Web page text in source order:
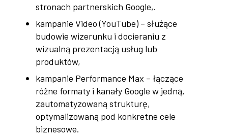
stronach partnerskich Google,.
kampanie Video (YouTube) – służące
budowie wizerunku i docieraniu z
wizualną prezentacją usług lub
produktów,
kampanie Performance Max – łączące
różne formaty i kanały Google w jedną,
zautomatyzowaną strukturę,
optymalizowaną pod konkretne cele
biznesowe.